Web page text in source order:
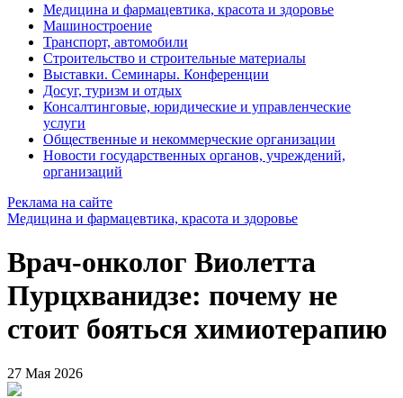
Медицина и фармацевтика, красота и здоровье
Машиностроение
Транспорт, автомобили
Строительство и строительные материалы
Выставки. Семинары. Конференции
Досуг, туризм и отдых
Консалтинговые, юридические и управленческие
услуги
Общественные и некоммерческие организации
Новости государственных органов, учреждений,
организаций
Реклама на сайте
Медицина и фармацевтика, красота и здоровье
Врач-онколог Виолетта
Пурцхванидзе: почему не
стоит бояться химиотерапию
27 Мая 2026